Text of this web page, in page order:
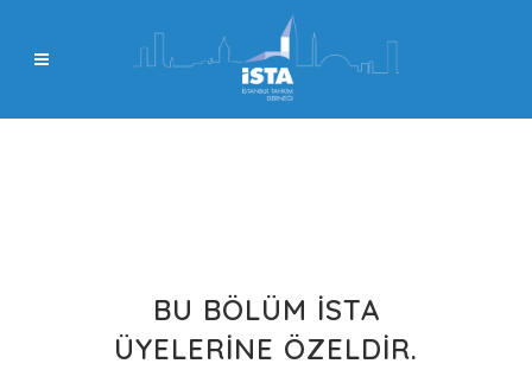
BU BÖLÜM İSTA
ÜYELERINE ÖZELDIR.